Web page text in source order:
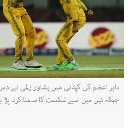
بابر اعظم کی کپتانی میں پشاور زلمی
جبکہ تین میں اسے شکست کا سامنا کرنا